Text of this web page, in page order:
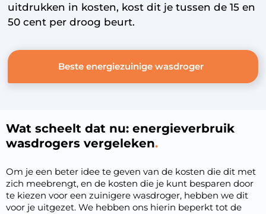
uitdrukken in kosten, kost dit je tussen de 15 en
50 cent per droog beurt.
Beste energiezuinige wasdroger
Wat scheelt dat nu: energieverbruik
wasdrogers vergeleken
Om je een beter idee te geven van de kosten die dit met
zich meebrengt, en de kosten die je kunt besparen door
te kiezen voor een zuinigere wasdroger, hebben we dit
voor je uitgezet. We hebben ons hierin beperkt tot de